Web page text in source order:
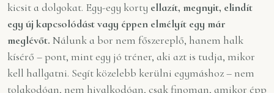
kicsit a dolgokat. Egy-egy korty ellazít, megnyit, elindít
egy új kapcsolódást vagy éppen elmélyít egy már
meglévőt. Nálunk a bor nem főszereplő, hanem halk
kísérő – pont, mint egy jó tréner, aki azt is tudja, mikor
kell hallgatni. Segít közelebb kerülni egymáshoz – nem
tolakodóan, nem hivalkodóan, csak finoman, amikor épp